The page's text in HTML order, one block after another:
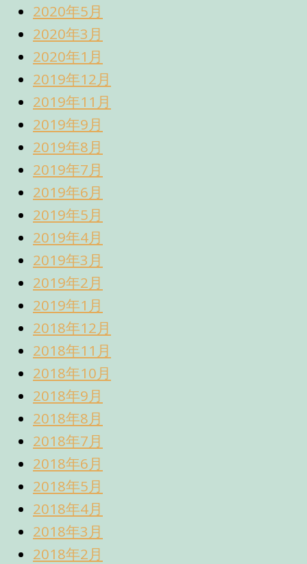
2020年5月
2020年3月
2020年1月
2019年12月
2019年11月
2019年9月
2019年8月
2019年7月
2019年6月
2019年5月
2019年4月
2019年3月
2019年2月
2019年1月
2018年12月
2018年11月
2018年10月
2018年9月
2018年8月
2018年7月
2018年6月
2018年5月
2018年4月
2018年3月
2018年2月